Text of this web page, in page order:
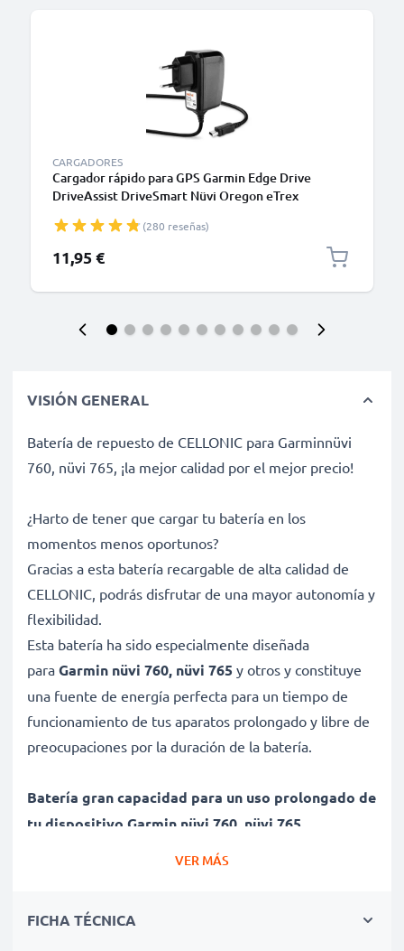
CARGADORES
Cargador rápido para GPS Garmin Edge Drive
DriveAssist DriveSmart Nüvi Oregon eTrex
con cable carga de 1.1m
(280 reseñas)
11,95 €
VISIÓN GENERAL
Batería de repuesto de CELLONIC para Garminnüvi
760, nüvi 765, ¡la mejor calidad por el mejor precio!
¿Harto de tener que cargar tu batería en los
momentos menos oportunos?
Gracias a esta batería recargable de alta calidad de
CELLONIC, podrás disfrutar de una mayor autonomía y
flexibilidad.
Esta batería ha sido especialmente diseñada
para Garmin nüvi 760, nüvi 765 y otros y constituye
una fuente de energía perfecta para un tiempo de
funcionamiento de tus aparatos prolongado y libre de
preocupaciones por la duración de la batería.
Batería gran capacidad para un uso prolongado de
tu dispositivo Garmin nüvi 760, nüvi 765
✔ Batería recargable con gran capacidad 1250mAh y
incluso después de un uso prolongado - Tecnología de
VER MÁS
FICHA TÉCNICA